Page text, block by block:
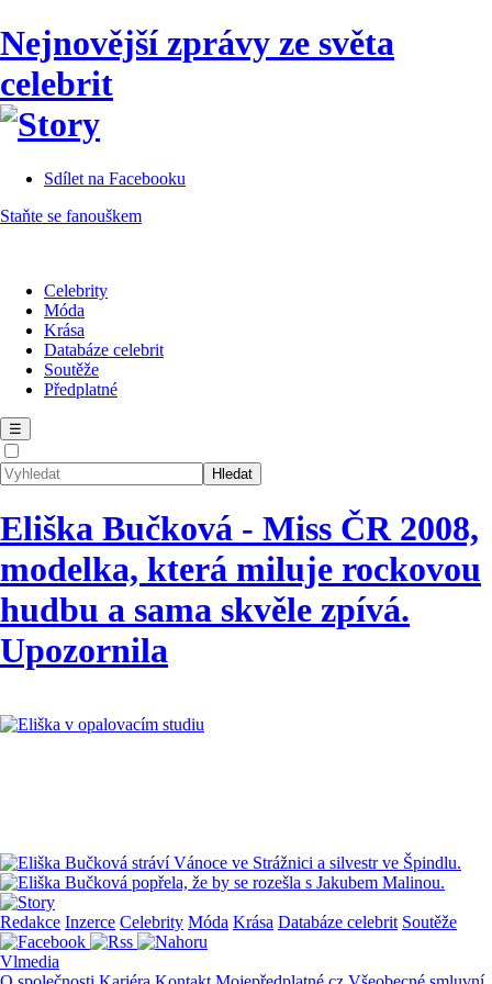
Nejnovější zprávy ze světa
celebrit
Sdílet na Facebooku
Staňte se fanouškem
Celebrity
Móda
Krása
Databáze celebrit
Soutěže
Předplatné
☰
Eliška Bučková - Miss ČR 2008,
modelka, která miluje rockovou
hudbu a sama skvěle zpívá.
Upozornila
Redakce Inzerce Celebrity Móda Krása Databáze celebrit Soutěže
Vlmedia